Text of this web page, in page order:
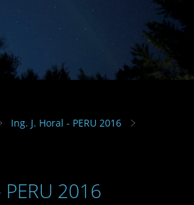
Ing. J. Horal - PERU 2016
2016